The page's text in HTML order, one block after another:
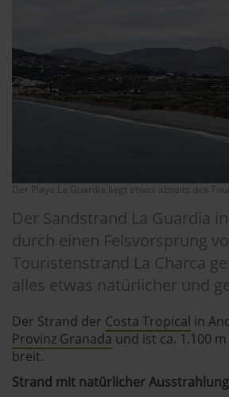
Der Playa La Guardia liegt etwas abseits des
Der Sandstrand La Guardia
durch einen Felsvorsprung
Touristenstrand La Charca
alles etwas natürlicher und
Der Strand der Costa Tropical in
Provinz Granada und ist ca. 1.100
breit.
Strand mit natürlicher Ausstrahlung